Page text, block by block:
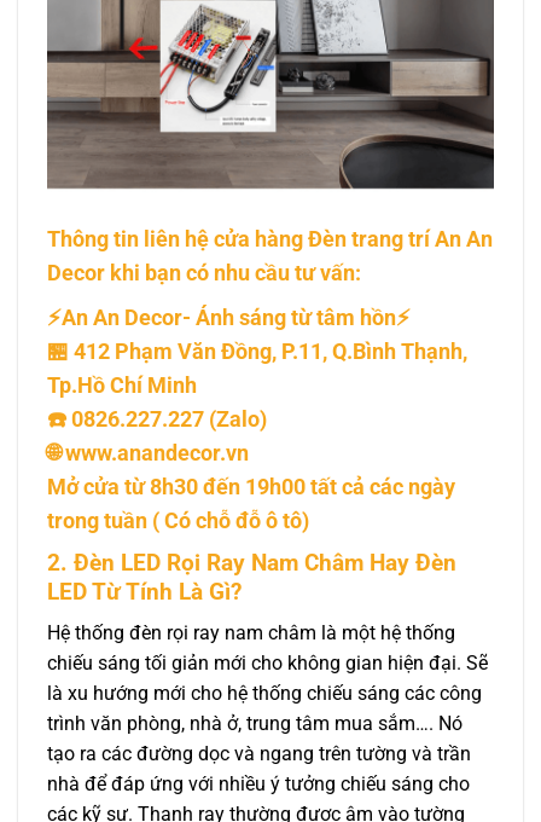
Thông tin liên hệ cửa hàng Đèn trang trí An An
Decor khi bạn có nhu cầu tư vấn:
⚡An An Decor- Ánh sáng từ tâm hồn⚡
🏪 412 Phạm Văn Đồng, P.11, Q.Bình Thạnh,
Tp.Hồ Chí Minh
☎️ 0826.227.227 (Zalo)
🌐 www.anandecor.vn
Mở cửa từ 8h30 đến 19h00 tất cả các ngày
trong tuần ( Có chỗ đỗ ô tô)
2. Đèn LED Rọi Ray Nam Châm Hay Đèn
LED Từ Tính Là Gì?
Hệ thống đèn rọi ray nam châm là một hệ thống
chiếu sáng tối giản mới cho không gian hiện đại. Sẽ
là xu hướng mới cho hệ thống chiếu sáng các công
trình văn phòng, nhà ở, trung tâm mua sắm…. Nó
tạo ra các đường dọc và ngang trên tường và trần
nhà để đáp ứng với nhiều ý tưởng chiếu sáng cho
các kỹ sư. Thanh ray thường được âm vào tường